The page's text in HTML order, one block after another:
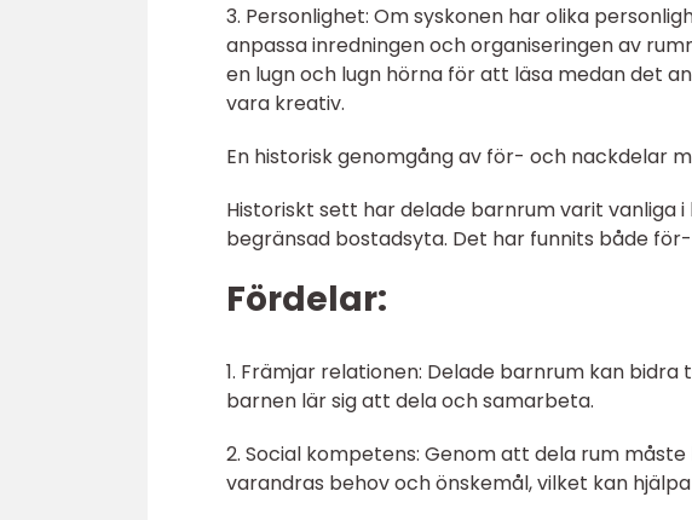
3. Personlighet: Om syskonen har olika
anpassa inredningen och organiseringen av
en lugn och lugn hörna för att läsa medan det
vara kreativ.
En historisk genomgång av för- och nackdelar
Historiskt sett har delade barnrum varit vanliga
begränsad bostadsyta. Det har funnits både
Fördelar:
1. Främjar relationen: Delade barnrum kan
barnen lär sig att dela och samarbeta.
2. Social kompetens: Genom att dela rum
varandras behov och önskemål, vilket kan